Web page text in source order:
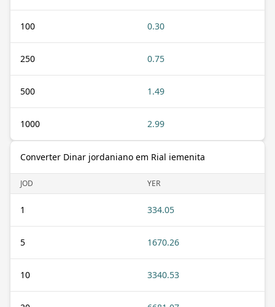
100 0.30
250 0.75
500 1.49
1000 2.99
Converter Dinar jordaniano em Rial iemenita
JOD YER
1 334.05
5 1670.26
10 3340.53